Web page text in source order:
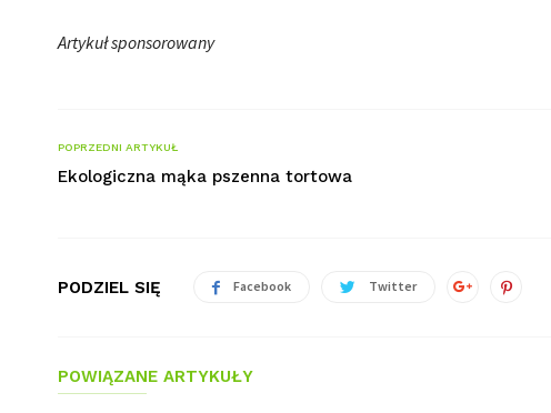
Artykuł sponsorowany
POPRZEDNI ARTYKUŁ
Ekologiczna mąka pszenna tortowa
PODZIEL SIĘ Facebook Twitter
POWIĄZANE ARTYKUŁY